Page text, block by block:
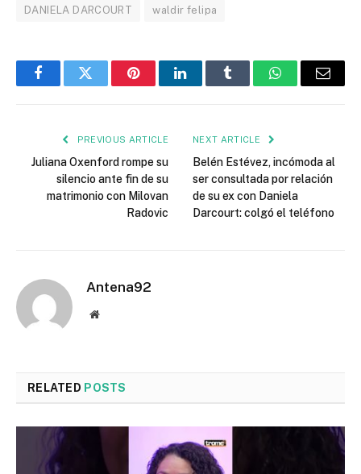
DANIELA DARCOURT waldir felipa
FacebookTwitter PinterestLinkedInTumblr WhatsAppEmail
PREVIOUS ARTICLE
Juliana Oxenford rompe su
silencio ante fin de su
matrimonio con Milovan
Radovic
NEXT ARTICLE
Belén Estévez, incómoda al
ser consultada por relación
de su ex con Daniela
Darcourt: colgó el teléfono
Antena92
Website
RELATED POSTS